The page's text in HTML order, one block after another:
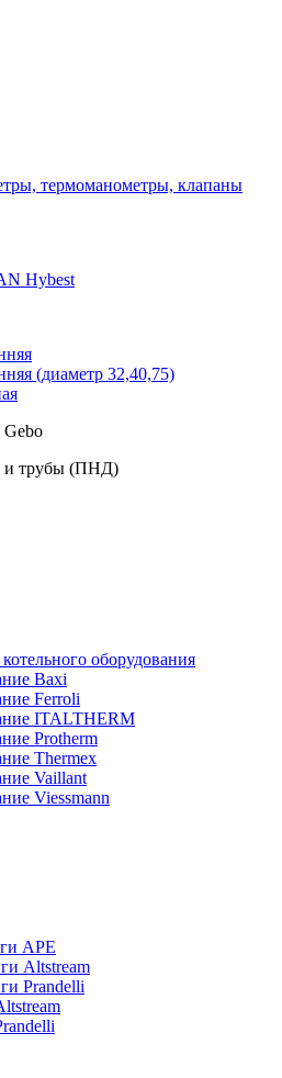
термоманометры, клапаны
Hybest
(диаметр 32,40,75)
и трубы (ПНД)
оборудования
Baxi
Ferroli
ITALTHERM
Protherm
Thermex
Vaillant
Viessmann
APE
Altstream
Prandelli